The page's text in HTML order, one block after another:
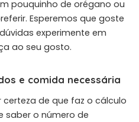
pouquinho de orégano ou
Esperemos que goste
experimente em
ao seu gosto.
e comida necessária
de que faz o cálculo
saber o número de